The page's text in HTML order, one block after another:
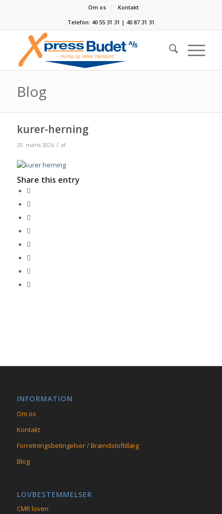
Om os
Kontakt
Telefon: 40 55 31 31 | 40 87 31 31
Blog
kurer-herning
20. marts 2026 / af
Share this entry
INFORMATION
Om os
Kontakt
Forretningsbetingelser / Brændstoftillæg
Blog
LOVBESTEMMELSER
CMR loven